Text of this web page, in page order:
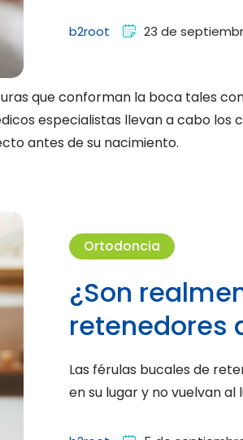
b2root 23 de
que conforman la boca tales
especialistas llevan a cabo
antes de su nacimiento.
Ortodoncia
¿Son
retenedores
Las férulas bucales de
en su lugar y no vuelvan al